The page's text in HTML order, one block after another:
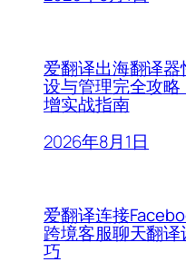
爱翻译出海翻译
设与管理完全攻
增实战指南
2026年8月1日
爱翻译连接
跨境客服聊天翻
巧